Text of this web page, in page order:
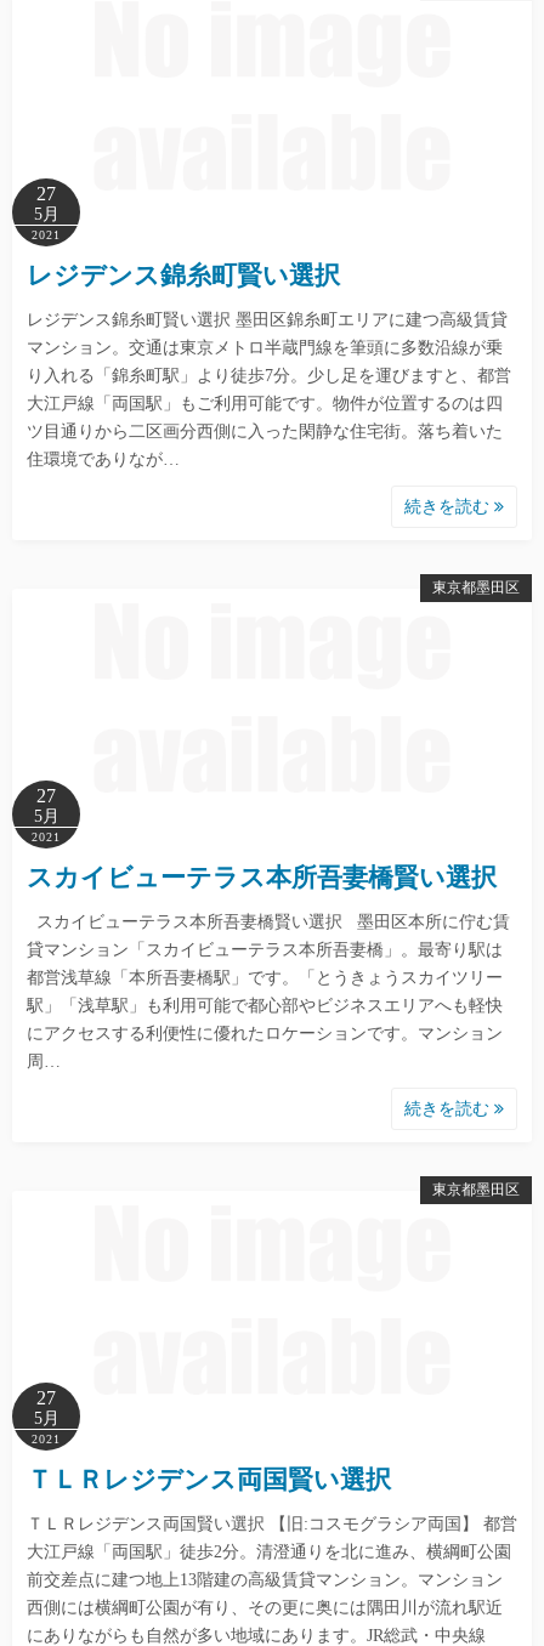
27
5月
2021
レジデンス錦糸町賢い選択
レジデンス錦糸町賢い選択 墨田区錦糸町エリアに建つ高級賃貸
マンション。交通は東京メトロ半蔵門線を筆頭に多数沿線が乗
り入れる「錦糸町駅」より徒歩7分。少し足を運びますと、都営
大江戸線「両国駅」もご利用可能です。物件が位置するのは四
ツ目通りから二区画分西側に入った閑静な住宅街。落ち着いた
住環境でありなが…
続きを読む
東京都墨田区
27
5月
2021
スカイビューテラス本所吾妻橋賢い選択
スカイビューテラス本所吾妻橋賢い選択 墨田区本所に佇む賃
貸マンション「スカイビューテラス本所吾妻橋」。最寄り駅は
都営浅草線「本所吾妻橋駅」です。「とうきょうスカイツリー
駅」「浅草駅」も利用可能で都心部やビジネスエリアへも軽快
にアクセスする利便性に優れたロケーションです。マンション
周…
続きを読む
東京都墨田区
27
5月
2021
ＴＬＲレジデンス両国賢い選択
ＴＬＲレジデンス両国賢い選択 【旧:コスモグラシア両国】 都営
大江戸線「両国駅」徒歩2分。清澄通りを北に進み、横綱町公園
前交差点に建つ地上13階建の高級賃貸マンション。マンション
西側には横綱町公園が有り、その更に奥には隅田川が流れ駅近
にありながらも自然が多い地域にあります。JR総武・中央線